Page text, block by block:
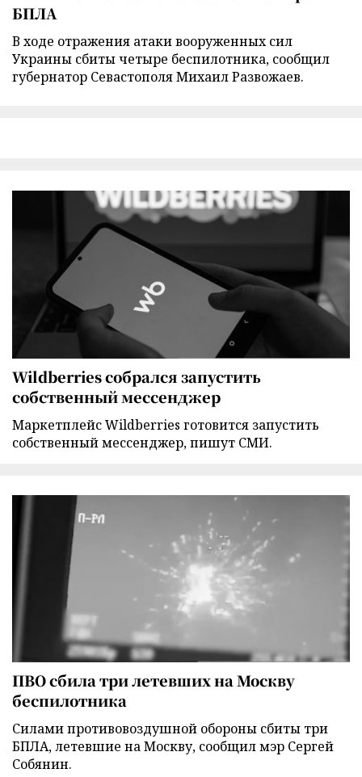
БПЛА
В ходе отражения атаки вооруженных сил
Украины сбиты четыре беспилотника, сообщил
губернатор Севастополя Михаил Развожаев.
Wildberries собрался запустить
собственный мессенджер
Маркетплейс Wildberries готовится запустить
собственный мессенджер, пишут СМИ.
ПВО сбила три летевших на Москву
беспилотника
Силами противовоздушной обороны сбиты три
БПЛА, летевшие на Москву, сообщил мэр Сергей
Собянин.